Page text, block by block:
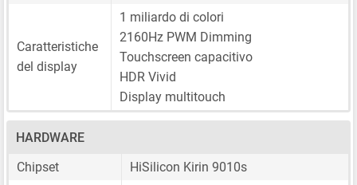
Caratteristiche
del display
1 miliardo di colori
2160Hz PWM Dimming
Touchscreen capacitivo
HDR Vivid
Display multitouch
HARDWARE
Chipset
HiSilicon Kirin 9010s